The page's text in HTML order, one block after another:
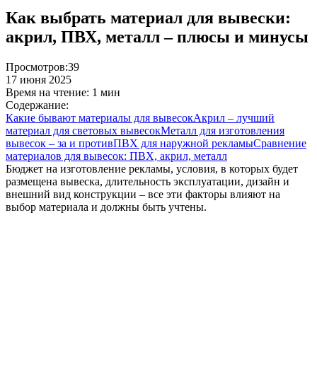
Как выбрать материал для вывески:
акрил, ПВХ, металл – плюсы и минусы
Просмотров:39
17 июня 2025
Время на чтение: 1 мин
Содержание:
Какие бывают материалы для вывесокАкрил – лучший
материал для световых вывесокМеталл для изготовления
вывесок – за и противПВХ для наружной рекламыСравнение
материалов для вывесок: ПВХ, акрил, металл
Бюджет на изготовление рекламы, условия, в которых будет
размещена вывеска, длительность эксплуатации, дизайн и
внешний вид конструкции – все эти факторы влияют на
выбор материала и должны быть учтены.